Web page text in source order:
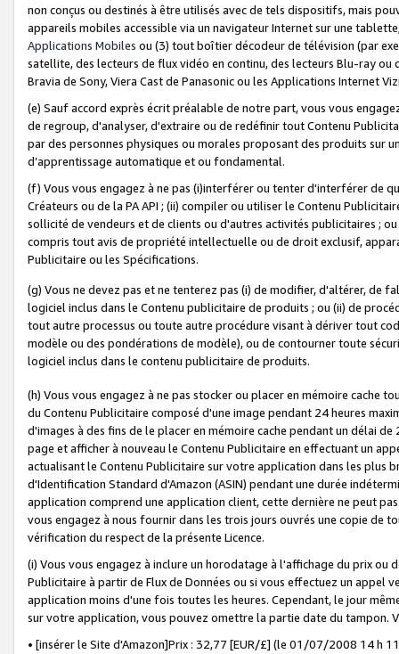
non conçus ou destinés à être utilisés avec de tels dispositifs, mais
appareils mobiles accessible via un navigateur Internet sur une
Applications Mobiles ou (3) tout boîtier décodeur de télévision (par
satellite, des lecteurs de flux vidéo en continu, des lecteurs Blu-ray
Bravia de Sony, Viera Cast de Panasonic ou les Applications Internet
(e) Sauf accord exprès écrit préalable de notre part, vous vous
de regroup, d'analyser, d'extraire ou de redéfinir tout Contenu
par des personnes physiques ou morales proposant des produits sur
d’apprentissage automatique et ou fondamental.
(f) Vous vous engagez à ne pas (i)interférer ou tenter d'interférer de
Créateurs ou de la PA API ; (ii) compiler ou utiliser le Contenu
sollicité de vendeurs et de clients ou d'autres activités publicitaires ;
compris tout avis de propriété intellectuelle ou de droit exclusif,
Publicitaire ou les Spécifications.
(g) Vous ne devez pas et ne tenterez pas (i) de modifier, d'altérer, de
logiciel inclus dans le Contenu publicitaire de produits ; ou (ii) de
tout autre processus ou toute autre procédure visant à dériver tout
modèle ou des pondérations de modèle), ou de contourner toute
logiciel inclus dans le contenu publicitaire de produits.
(h) Vous vous engagez à ne pas stocker ou placer en mémoire cache
du Contenu Publicitaire composé d'une image pendant 24 heures
d'images à des fins de le placer en mémoire cache pendant un délai
page et afficher à nouveau le Contenu Publicitaire en effectuant un
actualisant le Contenu Publicitaire sur votre application dans les plus
d'Identification Standard d'Amazon (ASIN) pendant une durée
application comprend une application client, cette dernière ne peut
vous engagez à nous fournir dans les trois jours ouvrés une copie de
vérification du respect de la présente Licence.
(i) Vous vous engagez à inclure un horodatage à l'affichage du prix
Publicitaire à partir de Flux de Données ou si vous effectuez un appel
application moins d'une fois toutes les heures. Cependant, le jour
sur votre application, vous pouvez omettre la partie date du tampon.
• [insérer le Site d'Amazon]Prix : 32,77 [EUR/£] (le 01/07/2008 14 h